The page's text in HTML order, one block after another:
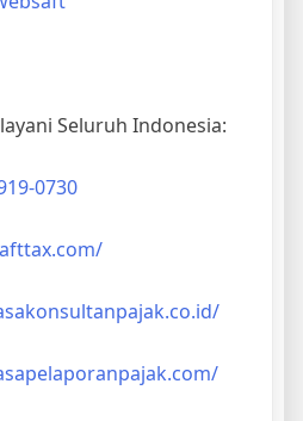
Seluruh Indonesia:
0730